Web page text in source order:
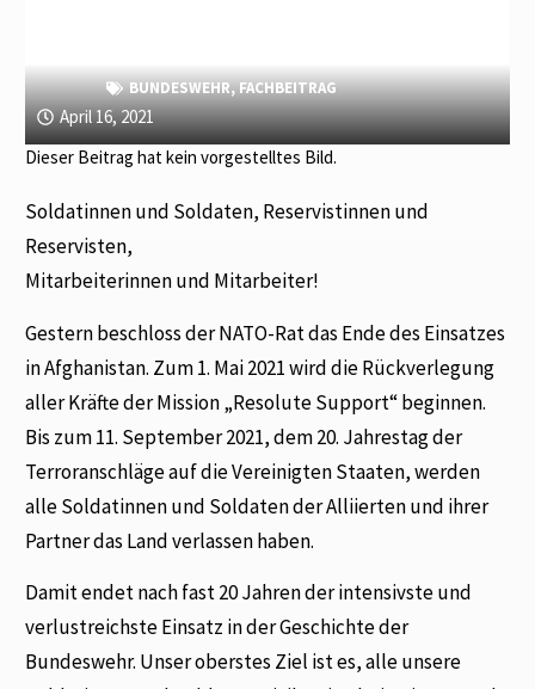
BUNDESWEHR,FACHBEITRAG
April 16, 2021
Dieser Beitrag hat kein vorgestelltes Bild.
Soldatinnen und Soldaten, Reservistinnen und
Reservisten,
Mitarbeiterinnen und Mitarbeiter!
Gestern beschloss der NATO-Rat das Ende des Einsatzes
in Afghanistan. Zum 1. Mai 2021 wird die Rückverlegung
aller Kräfte der Mission „Resolute Support“ beginnen.
Bis zum 11. September 2021, dem 20. Jahrestag der
Terroranschläge auf die Vereinigten Staaten, werden
alle Soldatinnen und Soldaten der Alliierten und ihrer
Partner das Land verlassen haben.
Damit endet nach fast 20 Jahren der intensivste und
verlustreichste Einsatz in der Geschichte der
Bundeswehr. Unser oberstes Ziel ist es, alle unsere